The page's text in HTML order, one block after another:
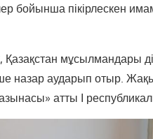
бойынша пікірлескен
Қазақстан мұсылмандары
назар аударып отыр.
атты І